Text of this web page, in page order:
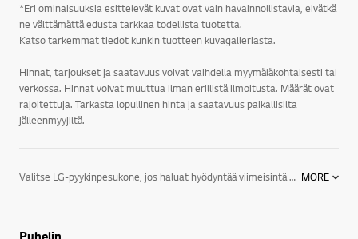
*Eri ominaisuuksia esittelevät kuvat ovat vain havainnollistavia, eivätkä
ne välttämättä edusta tarkkaa todellista tuotetta.
Katso tarkemmat tiedot kunkin tuotteen kuvagalleriasta.
Hinnat, tarjoukset ja saatavuus voivat vaihdella myymäläkohtaisesti tai
verkossa. Hinnat voivat muuttua ilman erillistä ilmoitusta. Määrät ovat
rajoitettuja. Tarkasta lopullinen hinta ja saatavuus paikallisilta
jälleenmyyjiltä.
Valitse LG-pyykinpesukone, jos haluat hyödyntää viimeisintä teknologiaa. Tässä muutamia ominaisuuksia:LG-pyykinpesukoneissa on LG:n patentoima suoravetomoottori, Direct Drive, jossa moottori kiinnitetään suoraan rumpuun. Suoravetomoottorin ansiosta kone on kestävä ja hiljainen. Kuluvia osia, kuten hiiliharjat ja vetohihna, on huomattavasti vähemmän. Moottorille annamme 10 vuoden täystakuun. Jos moottori kaikesta huolimatta rikkoutuu kymmenen vuoden aikana, vaihdamme moottorin kuluitta uuteen. LG True Steam -höyrytoiminnolla varustetuissa pyykinpesukoneissa on mahdollista lisätä normaaliin pesuohjelmaan mukaan höyry. Höyry avaa vaatteiden kuidut, irrottaa lian tehokkaasti ja poistaa epämiellyttäviä hajuja. Höyrytoiminto on mahdollista valita mukaan lähes kaikkiin useimmin käytettäviin ohjelmiin. Allergiaohjelmassa höyry poistaa 99,9% kaikista pölypunkeista ja bakteereista jo 60 asteen lämpötilassa, jolloin se ei ole vaatteille haitallinen. Lisäksi höyry poistaa vaatteista myös siitepölyn, eläinten hilseen ja erilaiset allergeenit.Erilaiset vaatteet sekä materiaalit on hyvä pestä eri tavoin. LG:n suoravetomoottori, Direct Drive, on asennettu suoraan kiinni rumpuun, jolloin rumpua voidaan liikuttaa huomattavasti tehokkaammin ja monipuolisemmin. Käynnistäminen, pysäyttäminen ja suunnanmuutos voidaan suorittaa tarkasti. LG:n pyykinpesukoneiden 6 Motion on kuusi erilaista pesurytmiä, joissa rumpua liikutellaan tehokkaasti ja eri tavoin. 6 Motionin rummun liikkeiden ansiosta saadaan aikaan paras mahdollinen pesutulos, pienellä vesimäärällä ja kohtuullisessa ajassa.LG:n pyykinpesukoneet on suunniteltu samalla huipputeknologialla ja innovaatioilla, jotka saavat kaikki muutkin kodinkoneemme erottumaan edukseen. Tulet huomaamaan, että tyylikkäällä muotoilulla ja lyömättömällä suorituskyvyllä varustetut pyykinpesukoneemme ovat uskomattomia, kun ne ovat käytössä, ja uskomattoman hyvännäköisiä, kun niitä ei käytetä.Ota kaikki irti elämästä! Olitpa sitten uudistamassa keittiökoneitasi, rakentamassa pesuhuonetta tai kalustamassa koko taloa, tutustu LG:n tyylikkäisiin ja innovatiivisiin kodinkoneisiin, jotka sopivat niin elämäntyyliisi kuin kotisi sisustukseenkin.LG:n kodinkoneet jääkaapeista, liesistä, uuneista ja astianpesukoneista pyykinpesukoneisiin, kuivausrumpuihin sekä ilmastointi- ja kosteudenpoistolaitteisiin tarjoavat energiansäästöratkaisuja, jotka on suunniteltu auttamaan sinua tekemään enemmän niitä asioita, joita rakastat.Elämä on helpompaa, kun sinulla on oikeat välineet. Käytä hetki ajastasi tutustumalla hyvin suunniteltuihin LG-kodinkoneisiin, joiden avulla selviydyt kaikesta. MORE